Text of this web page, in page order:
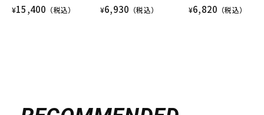
¥15,400 （税込） ¥6,930 （税込） ¥6,820 （税込）